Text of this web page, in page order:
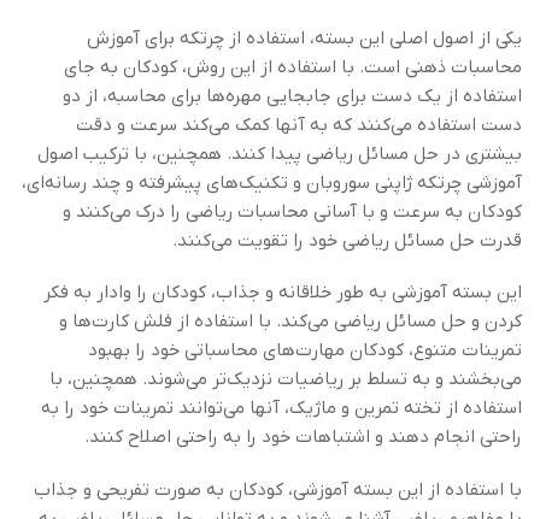
یکی از اصول اصلی این بسته، استفاده از چرتکه برای آموزش
محاسبات ذهنی است. با استفاده از این روش، کودکان به جای
استفاده از یک دست برای جابجایی مهره‌ها برای محاسبه، از دو
دست استفاده می‌کنند که به آنها کمک می‌کند سرعت و دقت
بیشتری در حل مسائل ریاضی پیدا کنند. همچنین، با ترکیب اصول
آموزشی چرتکه ژاپنی سوروبان و تکنیک‌های پیشرفته و چند رسانه‌ای،
کودکان به سرعت و با آسانی محاسبات ریاضی را درک می‌کنند و
قدرت حل مسائل ریاضی خود را تقویت می‌کنند.
این بسته آموزشی به طور خلاقانه و جذاب، کودکان را وادار به فکر
کردن و حل مسائل ریاضی می‌کند. با استفاده از فلش کارت‌ها و
تمرینات متنوع، کودکان مهارت‌های محاسباتی خود را بهبود
می‌بخشند و به تسلط بر ریاضیات نزدیک‌تر می‌شوند. همچنین، با
استفاده از تخته تمرین و ماژیک، آنها می‌توانند تمرینات خود را به
راحتی انجام دهند و اشتباهات خود را به راحتی اصلاح کنند.
با استفاده از این بسته آموزشی، کودکان به صورت تفریحی و جذاب